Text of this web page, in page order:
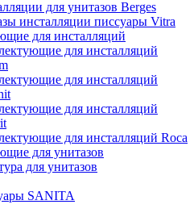
для унитазов Berges
инсталляции писсуары Vitra
для инсталляций
для инсталляций
для инсталляций
для инсталляций
для инсталляций Roca
для унитазов
для унитазов
SANITA